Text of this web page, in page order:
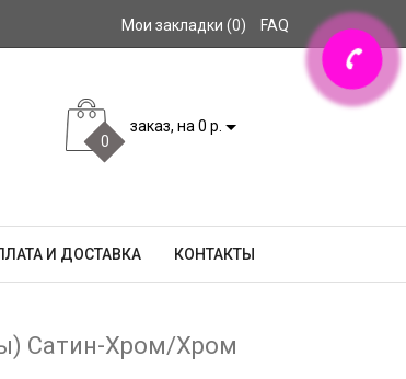
Мои закладки (0) FAQ
0
заказ, на 0 р.
И ДОСТАВКА КОНТАКТЫ
Сатин-Хром/Хром